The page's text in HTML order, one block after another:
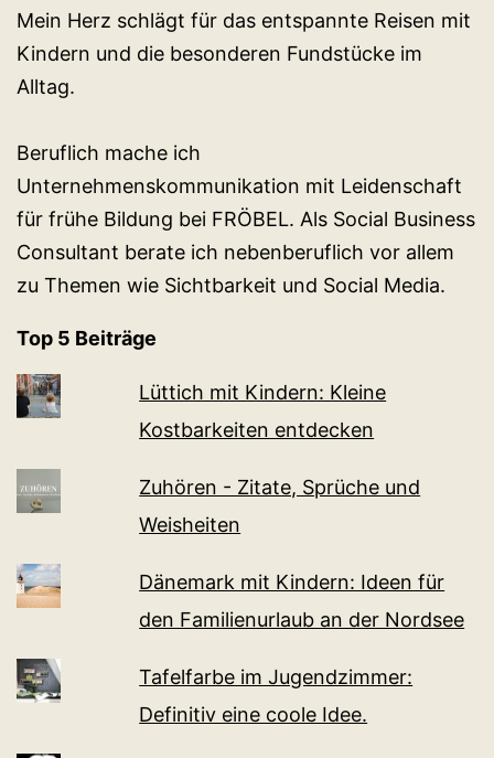
Mein Herz schlägt für das entspannte Reisen mit
Kindern und die besonderen Fundstücke im
Alltag.
Beruflich mache ich
Unternehmenskommunikation mit Leidenschaft
für frühe Bildung bei FRÖBEL. Als Social Business
Consultant berate ich nebenberuflich vor allem
zu Themen wie Sichtbarkeit und Social Media.
Top 5 Beiträge
Lüttich mit Kindern: Kleine
Kostbarkeiten entdecken
Zuhören - Zitate, Sprüche und
Weisheiten
Dänemark mit Kindern: Ideen für
den Familienurlaub an der Nordsee
Tafelfarbe im Jugendzimmer:
Definitiv eine coole Idee.